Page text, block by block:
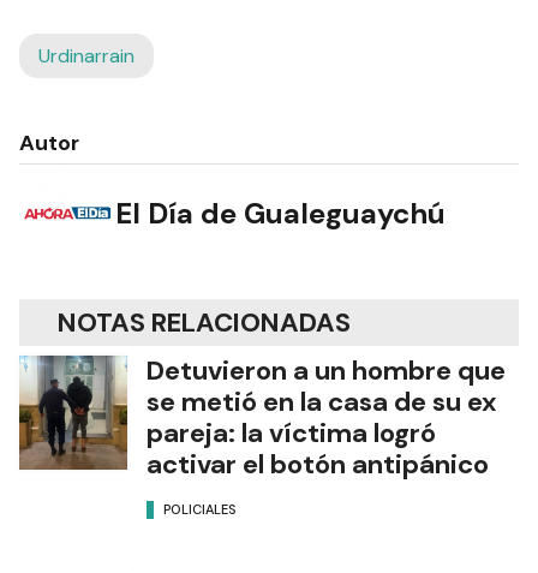
Urdinarrain
Autor
El Día de Gualeguaychú
NOTAS RELACIONADAS
Detuvieron a un hombre que
se metió en la casa de su ex
pareja: la víctima logró
activar el botón antipánico
POLICIALES